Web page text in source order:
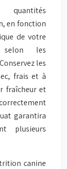
quantités
en fonction
de votre
selon les
les
frais et à
fraîcheur et
garantira
plusieurs
canine